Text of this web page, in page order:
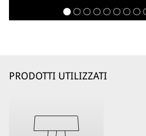
PRODOTTI UTILIZZATI